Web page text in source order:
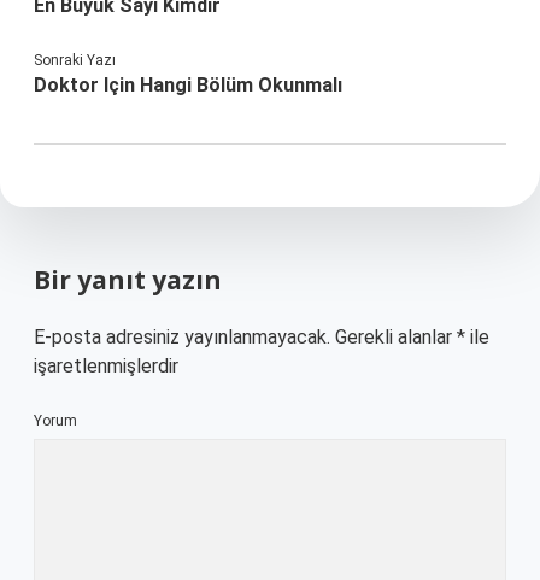
En Büyük Sayı Kimdir
Sonraki Yazı
Doktor Için Hangi Bölüm Okunmalı
Bir yanıt yazın
E-posta adresiniz yayınlanmayacak. Gerekli alanlar * ile
işaretlenmişlerdir
Yorum